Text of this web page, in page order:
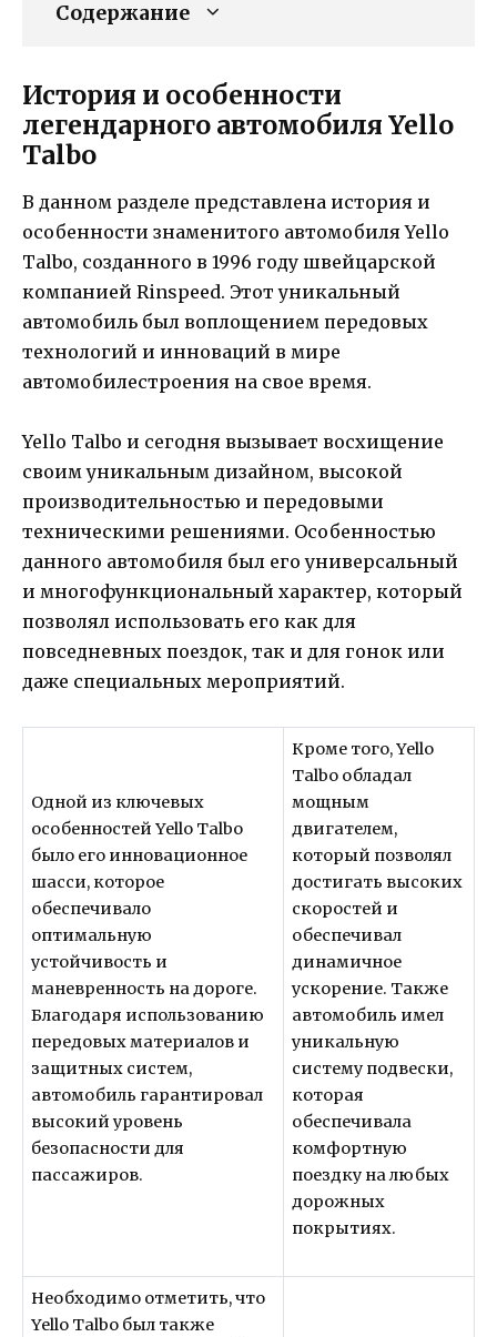
Содержание
История и особенности
легендарного автомобиля Yello
Talbo
В данном разделе представлена история и
особенности знаменитого автомобиля Yello
Talbo, созданного в 1996 году швейцарской
компанией Rinspeed. Этот уникальный
автомобиль был воплощением передовых
технологий и инноваций в мире
автомобилестроения на свое время.
Yello Talbo и сегодня вызывает восхищение
своим уникальным дизайном, высокой
производительностью и передовыми
техническими решениями. Особенностью
данного автомобиля был его универсальный
и многофункциональный характер, который
позволял использовать его как для
повседневных поездок, так и для гонок или
даже специальных мероприятий.
Одной из ключевых
особенностей Yello Talbo
было его инновационное
шасси, которое
обеспечивало
оптимальную
устойчивость и
маневренность на дороге.
Благодаря использованию
передовых материалов и
защитных систем,
автомобиль гарантировал
высокий уровень
безопасности для
пассажиров.
Кроме того, Yello
Talbo обладал
мощным
двигателем,
который позволял
достигать высоких
скоростей и
обеспечивал
динамичное
ускорение. Также
автомобиль имел
уникальную
систему подвески,
которая
обеспечивала
комфортную
поездку на любых
дорожных
покрытиях.
Необходимо отметить, что
Yello Talbo был также